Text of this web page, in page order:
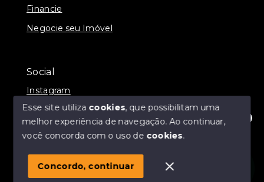
Olá! Estamos disponíveis para te ajudar.
Financie
Negocie seu Imóvel
Social
Instagram
© Copyright 2026 - Momax Imóveis - Todos os direitos
SITE PARA IMOBILIARIA
Esse site utiliza cookies, que possibilitam uma
melhor experiência de navegação.Ao continuar,
você concorda com o uso de cookies.
Concordo, continuar